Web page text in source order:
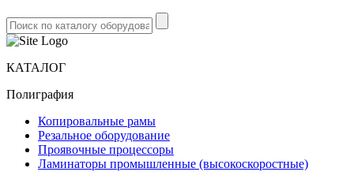
КАТАЛОГ
Полиграфия
Копировальные рамы
Резальное оборудование
Проявочные процессоры
Ламинаторы промышленные (высокоскоростные)